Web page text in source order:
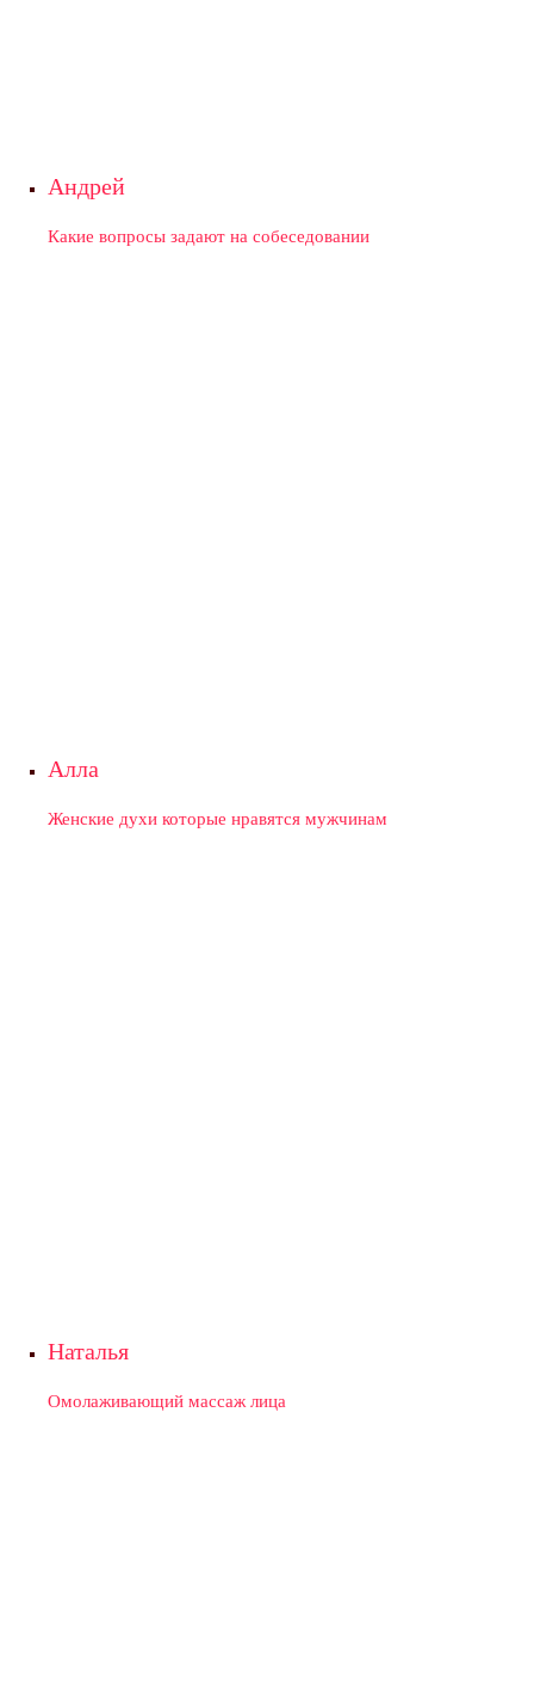
Андрей
Какие вопросы задают на собеседовании
Алла
Женские духи которые нравятся мужчинам
Наталья
Омолаживающий массаж лица